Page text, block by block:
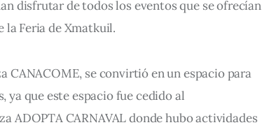
disfrutar de todos los eventos que se ofrecían
la Feria de Xmatkuil.
CANACOME, se convirtió en un espacio para
ya que este espacio fue cedido al
ADOPTA CARNAVAL donde hubo actividades